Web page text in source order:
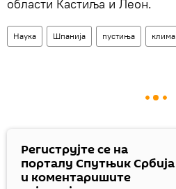
области Кастиља и Леон.
Наука Шпанија пустиња клима
Региструјте се на
порталу Спутњик Србија
и коментаришите